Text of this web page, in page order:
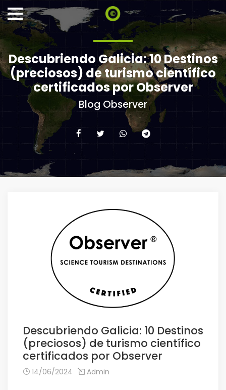
Descubriendo Galicia: 10 Destinos
(preciosos) de turismo científico
certificados por Observer
Blog Observer
Descubriendo Galicia: 10 Destinos
(preciosos) de turismo científico
certificados por Observer
14/06/2024 Admin